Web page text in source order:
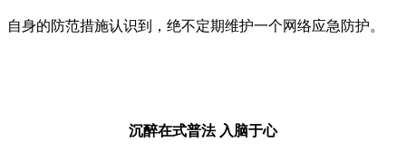
自身的防范措施认识到，绝不定期维护一个网络应急防护。
沉醉在式普法 入脑于心